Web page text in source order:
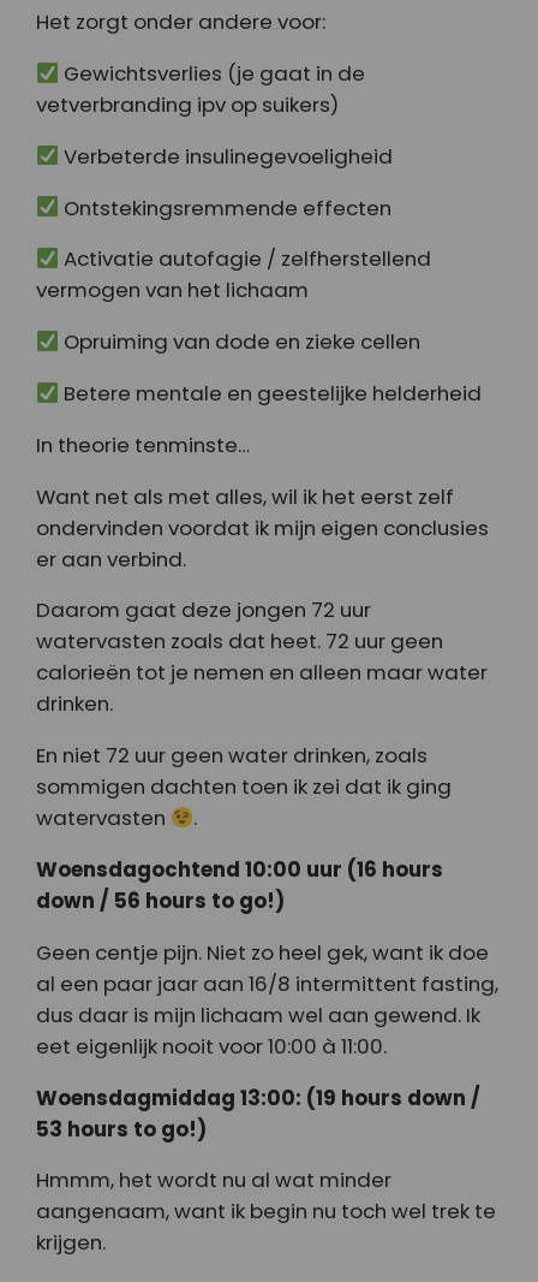
Het zorgt onder andere voor:
Gewichtsverlies (je gaat in de
vetverbranding ipv op suikers)
Verbeterde insulinegevoeligheid
Ontstekingsremmende effecten
Activatie autofagie / zelfherstellend
vermogen van het lichaam
Opruiming van dode en zieke cellen
Betere mentale en geestelijke helderheid
In theorie tenminste…
Want net als met alles, wil ik het eerst zelf
ondervinden voordat ik mijn eigen conclusies
er aan verbind.
Daarom gaat deze jongen 72 uur
watervasten zoals dat heet. 72 uur geen
calorieën tot je nemen en alleen maar water
drinken.
En niet 72 uur geen water drinken, zoals
sommigen dachten toen ik zei dat ik ging
watervasten
.
Woensdagochtend 10:00 uur (16 hours
down / 56 hours to go!)
Geen centje pijn. Niet zo heel gek, want ik doe
al een paar jaar aan 16/8 intermittent fasting,
dus daar is mijn lichaam wel aan gewend. Ik
eet eigenlijk nooit voor 10:00 à 11:00.
Woensdagmiddag 13:00: (19 hours down /
53 hours to go!)
Hmmm, het wordt nu al wat minder
aangenaam, want ik begin nu toch wel trek te
krijgen.